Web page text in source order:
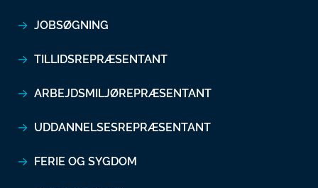
JOBSØGNING
TILLIDSREPRÆSENTANT
ARBEJDSMILJØREPRÆSENTANT
UDDANNELSESREPRÆSENTANT
FERIE OG SYGDOM